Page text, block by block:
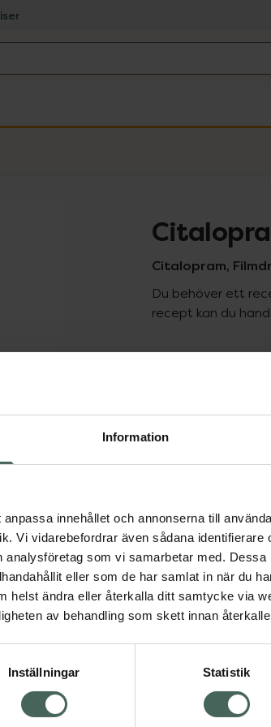
Information
innehållet och annonserna till
Vi vidarebefordrar även sådana identifierare
som vi samarbetar med.
eller som de har samlat in när du
helst ändra eller återkalla ditt samtycke via
av behandling som skett innan
Inställningar Statistik
Citalopram,
Du behöver ett
recept kan du
Aktuella
Visa